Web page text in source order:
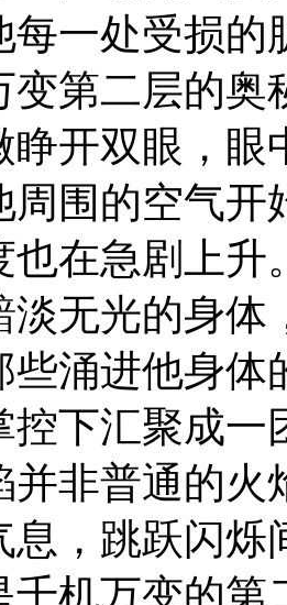
每一处受损的
变第二层的奥
睁开双眼，眼
周围的空气开
也在急剧上升
淡无光的身
些涌进他身体
控下汇聚成一
并非普通的火
息，跳跃闪烁
千机万变的